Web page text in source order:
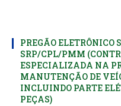
PREGÃO ELETRÔNICO
SRP/CPL/PMM
ESPECIALIZADA NA
MANUTENÇÃO DE
INCLUINDO PARTE
PEÇAS)